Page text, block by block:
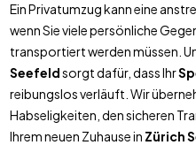
Ein Privatumzug kann eine
wenn Sie viele persönliche
transportiert werden müssen.
Seefeldsorgt dafür, dass Ihr
reibungslos verläuft. Wir
Habseligkeiten, den sicheren
Ihrem neuen Zuhause in Zürich